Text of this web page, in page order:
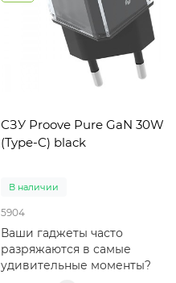
СЗУ Proove Pure GaN 30W
(Type-C) black
В наличии
5904
Ваши гаджеты часто
разряжаются в самые
удивительные моменты?